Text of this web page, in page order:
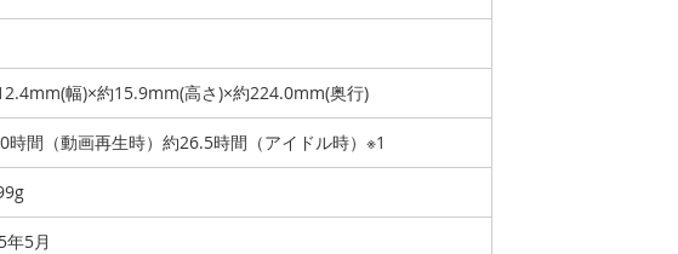
幅)×約15.9mm(高さ)×約224.0mm(奥行)
時間（動画再生時）約26.5時間（アイドル時）※1
年5月